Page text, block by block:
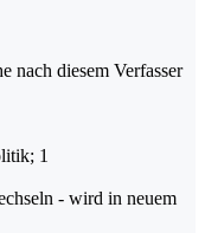
nach diesem Verfasser
1
- wird in neuem